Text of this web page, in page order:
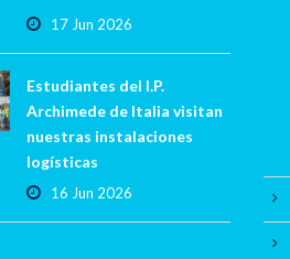
17 Jun 2026
Estudiantes del I.P.
Archimede de Italia visitan
nuestras instalaciones
logísticas
16 Jun 2026